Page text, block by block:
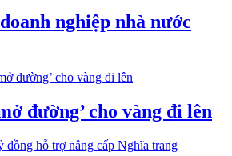
nghiệp nhà nước
đường’ cho vàng đi lên